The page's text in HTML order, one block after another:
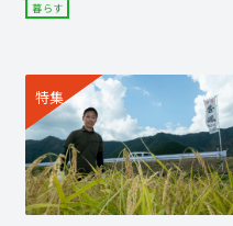
暮らす
特集